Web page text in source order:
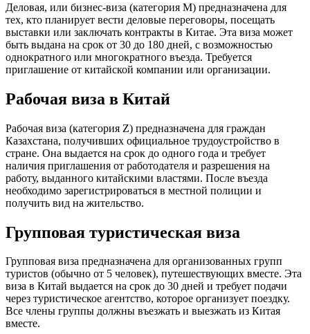
Деловая, или бизнес-виза (категория M) предназначена для
тех, кто планирует вести деловые переговоры, посещать
выставки или заключать контракты в Китае. Эта виза может
быть выдана на срок от 30 до 180 дней, с возможностью
однократного или многократного въезда. Требуется
приглашение от китайской компании или организации.
Рабочая виза в Китай
Рабочая виза (категория Z) предназначена для граждан
Казахстана, получивших официальное трудоустройство в
стране. Она выдается на срок до одного года и требует
наличия приглашения от работодателя и разрешения на
работу, выданного китайскими властями. После въезда
необходимо зарегистрироваться в местной полиции и
получить вид на жительство.
Групповая туристическая виза
Групповая виза предназначена для организованных групп
туристов (обычно от 5 человек), путешествующих вместе. Эта
виза в Китай выдается на срок до 30 дней и требует подачи
через туристическое агентство, которое организует поездку.
Все члены группы должны въезжать и выезжать из Китая
вместе.